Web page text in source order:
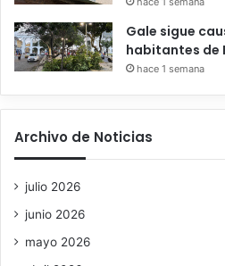
Gale sigue
habitantes de
hace 1 semana
Archivo de Noticias
julio 2026
junio 2026
mayo 2026